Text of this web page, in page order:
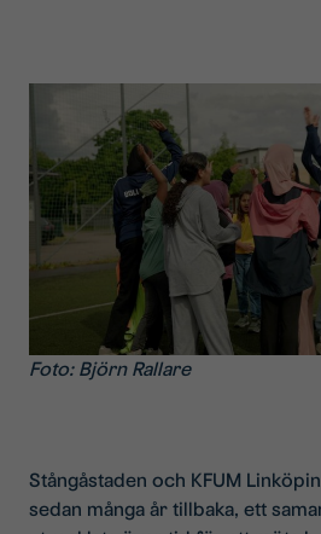
Foto: Björn Rallare
Stångåstaden och KFUM
sedan många år tillbaka, ett